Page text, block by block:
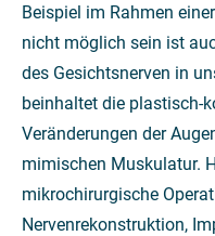
Beispiel im Rahmen
nicht möglich sein ist
des Gesichtsnerven in
beinhaltet die plastisch-
Veränderungen der
mimischen Muskulatur.
mikrochirurgische
Nervenrekonstruktion,